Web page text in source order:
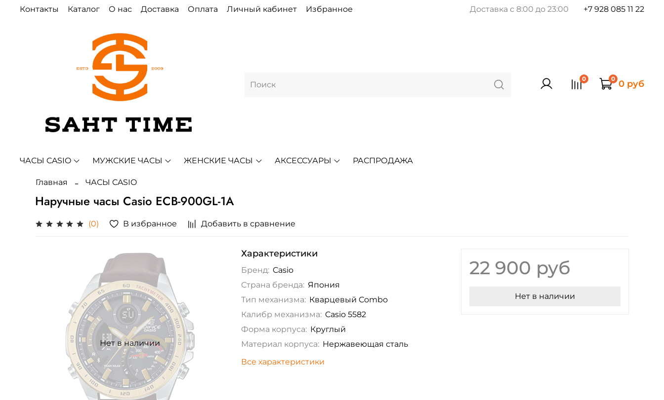
Контакты Каталог О нас Доставка Оплата Личный кабинет Избранное Доставка с 8:00 до 23:00 +7 928 085 11 22
0 0 0 руб
ЧАСЫ CASIO МУЖСКИЕ ЧАСЫ ЖЕНСКИЕ ЧАСЫ АКСЕССУАРЫ РАСПРОДАЖА
Главная ЧАСЫ CASIO
Наручные часы Casio ECB-900GL-1A
(0) В избранное Добавить в сравнение
Нет в наличии
Характеристики
Бренд: Casio
Страна бренда: Япония
Тип механизма: Кварцевый Combo
Калибр механизма: Casio 5582
Форма корпуса: Круглый
Материал корпуса: Нержавеющая сталь
Все характеристики
22 900 руб
Нет в наличии